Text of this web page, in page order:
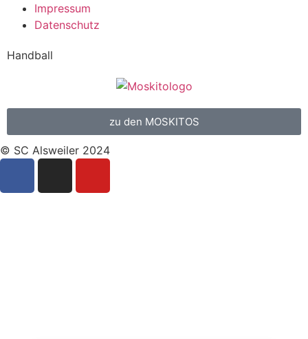
Impressum
Datenschutz
Handball
zu den MOSKITOS
© SC Alsweiler 2024